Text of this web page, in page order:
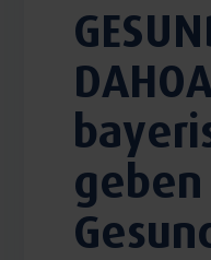
geben